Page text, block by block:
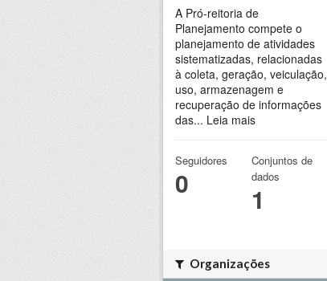
A Pró-reitoria de
Planejamento compete o
planejamento de atividades
sistematizadas, relacionadas
à coleta, geração, veiculação,
uso, armazenagem e
recuperação de informações
das... Leia mais
Seguidores
0
Conjuntos de
dados
1
Organizações